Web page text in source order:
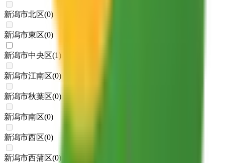
新潟市北区(0)
新潟市東区(0)
新潟市中央区(1)
新潟市江南区(0)
新潟市秋葉区(0)
新潟市南区(0)
新潟市西区(0)
新潟市西蒲区(0)